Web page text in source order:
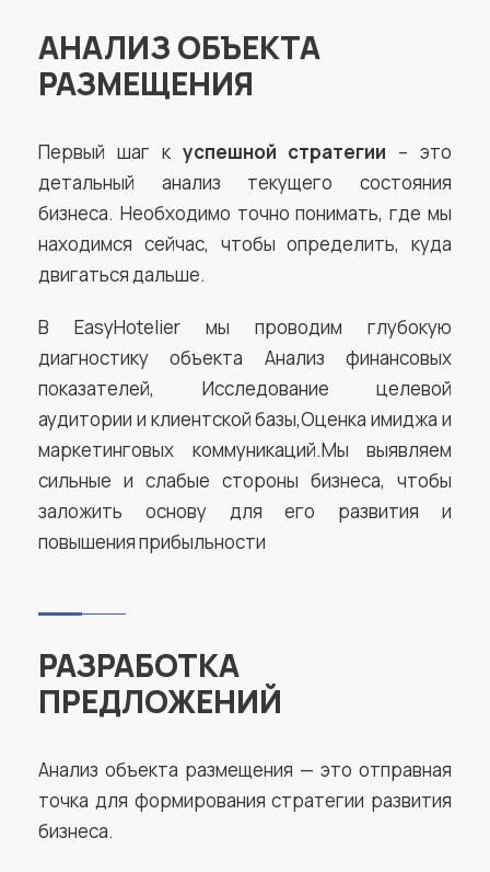
АНАЛИЗ ОБЪЕКТА
РАЗМЕЩЕНИЯ
Первый шаг к успешной стратегии – это
детальный анализ текущего состояния
бизнеса. Необходимо точно понимать, где мы
находимся сейчас, чтобы определить, куда
двигаться дальше.
B EasyHotelier мы проводим глубокую
диагностику объекта Анализ финансовых
показателей, Исследование целевой
аудитории и клиентской базы,Оценка имиджа и
маркетинговых коммуникаций.Мы выявляем
сильные и слабые стороны бизнеса, чтобы
заложить основу для его развития и
повышения прибыльности
РАЗРАБОТКА
ПРЕДЛОЖЕНИЙ
Анализ объекта размещения — это отправная
точка для формирования стратегии развития
бизнеса.